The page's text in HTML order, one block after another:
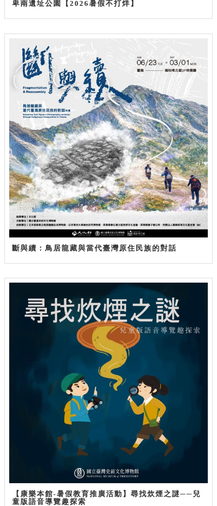
卑南遺址公園【2026暑假不打烊】
斷與續：鳥居龍藏與當代臺灣原住民族的對話
【康樂本館-暑假教育推廣活動】尋找炊煙之謎──兒
童版語音導覽趣探索